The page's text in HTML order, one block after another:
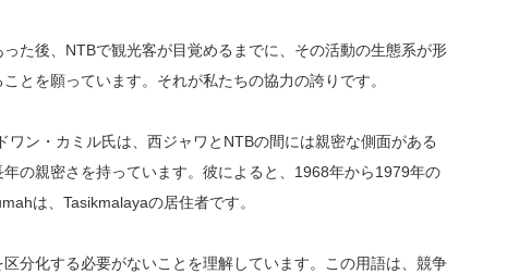
った後、NTBで観光客が目覚めるまでに、その活動の生態系が形
とを願っています。それが私たちの協力の誇りです。
ワン・カミル氏は、西ジャワとNTBの間には親密な側面がある
の親密さを持っています。彼によると、1968年から1979年の
は、Tasikmalayaの居住者です。
区分化する必要がないことを理解しています。この用語は、競争